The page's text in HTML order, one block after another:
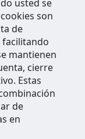
usted se
son
de
facilitando
mantienen
cierre
Estas
de
en